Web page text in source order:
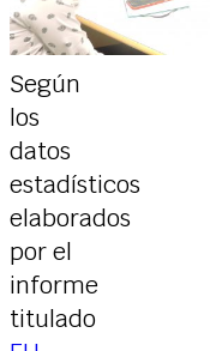
Según
los
datos
estadísticos
elaborados
por el
informe
titulado